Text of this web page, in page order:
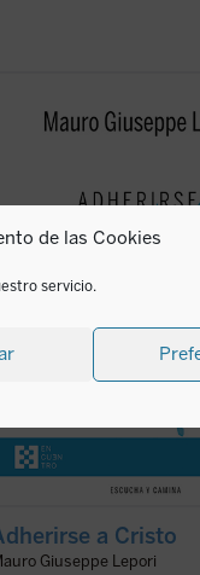
de las Cookies
servicio.
Escucha y caminarecoge un
capitulares», ofrece el P.
alegría de ... (ver ficha)
a Cristo
Giuseppe Lepori